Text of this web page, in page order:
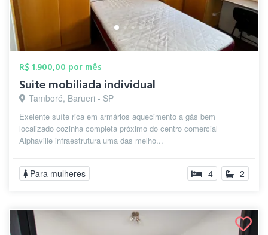
R$ 1.900,00 por mês
Suite mobiliada individual
Tamboré, Barueri - SP
Exelente suíte rica em armários aquecimento a gás bem
localizado cozinha completa próximo do centro comercial
Alphaville infraestrutura uma das melho...
Para mulheres 4 2